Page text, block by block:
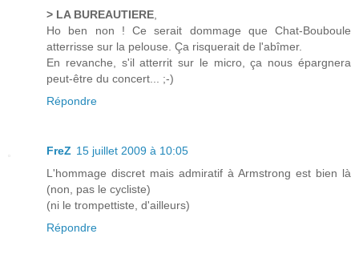
> LA BUREAUTIERE,
Ho ben non ! Ce serait dommage que Chat-Bouboule
atterrisse sur la pelouse. Ça risquerait de l'abîmer.
En revanche, s'il atterrit sur le micro, ça nous épargnera
peut-être du concert... ;-)
Répondre
FreZ 15 juillet 2009 à 10:05
L'hommage discret mais admiratif à Armstrong est bien là
(non, pas le cycliste)
(ni le trompettiste, d'ailleurs)
Répondre